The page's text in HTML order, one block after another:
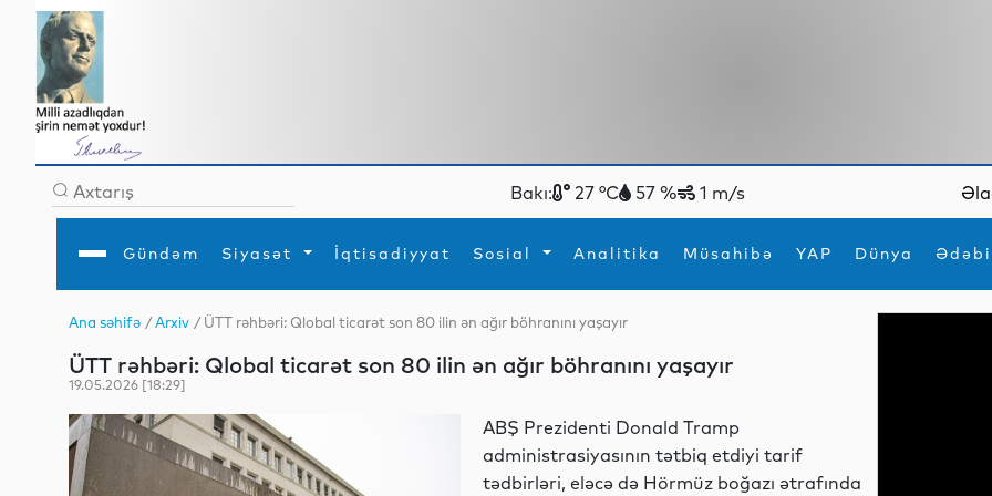
Bakı: 27 °C 57 % 1 m/s
Gündəm Siyasət İqtisadiyyat Sosial Analitika Müsahibə YAP Dünya
Ana səhifə
Gündəm
İqtisadiyyat
Analitika
Mədəniyyət
Müsahibə
MEDİA
Xarici siyasətTurizm
İdmanYeni texnologiyalar
Ana səhifə /Arxiv / ÜTT rəhbəri: Qlobal ticarət son 80 ilin ən ağır böhranını yaşayır
ÜTT rəhbəri: Qlobal ticarət son 80 ilin ən ağır böhranını yaşayır
19.05.2026 [18:29]
ABŞ Prezidenti Donald Tramp
administrasiyasının tətbiq etdiyi tarif
tədbirləri, eləcə də Hörmüz boğazı ətrafında